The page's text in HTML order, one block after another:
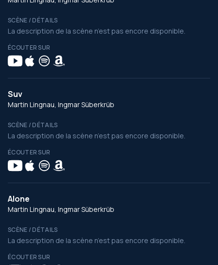
SCÈNE / DÉTAILS
La description de la scène n’est pas encore disponible.
ÉCOUTER SUR
Suv
Martin Lingnau, Ingmar Süberkrüb
SCÈNE / DÉTAILS
La description de la scène n’est pas encore disponible.
ÉCOUTER SUR
Alone
Martin Lingnau, Ingmar Süberkrüb
SCÈNE / DÉTAILS
La description de la scène n’est pas encore disponible.
ÉCOUTER SUR